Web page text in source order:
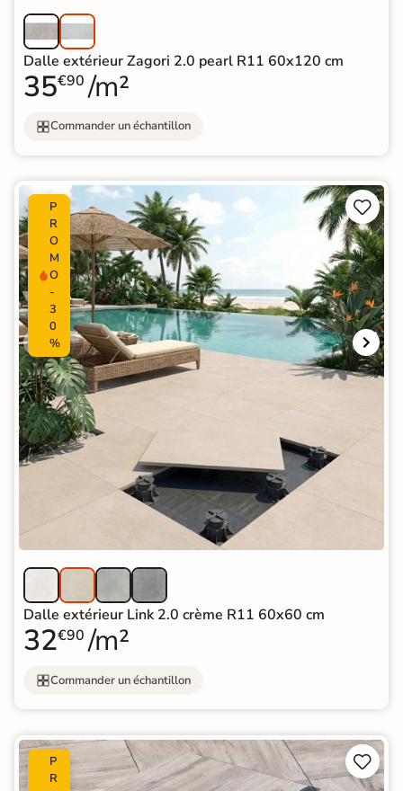
Dalle extérieur Zagori 2.0 pearl R11 60x120 cm
35€90 /m²
Commander un échantillon
P
R
O
M
O
-
3
0
%


Dalle extérieur Link 2.0 crème R11 60x60 cm
32€90 /m²
Commander un échantillon
P
R

